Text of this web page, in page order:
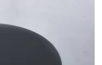
ruimtes waar u een
– zonder concessies
is een duurzame
vezel sisal, met een